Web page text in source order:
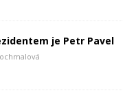
je Petr Pavel